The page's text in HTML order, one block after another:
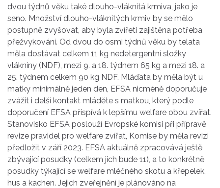
dvou týdnů věku také dlouho-vláknitá krmiva, jako je
seno. Množství dlouho-vláknitých krmiv by se mělo
postupně zvyšovat, aby byla zvířeti zajištěna potřeba
přežvykování. Od dvou do osmi týdnů věku by telata
měla dostávat celkem 11 kg nedetergentní složky
vlákniny (NDF), mezi 9. a 18. týdnem 65 kg a mezi 18. a
25. týdnem celkem 90 kg NDF. Mláďata by měla být u
matky minimálně jeden den, EFSA nicméně doporučuje
zvážit i delší kontakt mláděte s matkou, který podle
doporučení EFSA přispívá k lepšímu welfare obou zvířat.
Stanovisko EFSA poslouží Evropské komisi při přípravě
revize pravidel pro welfare zvířat, Komise by měla revizi
předložit v září 2023. EFSA aktuálně zpracovává ještě
zbývající posudky (celkem jich bude 11), a to konkrétně
posudky týkající se welfare mléčného skotu a křepelek,
hus a kachen. Jejich zveřejnění je plánováno na